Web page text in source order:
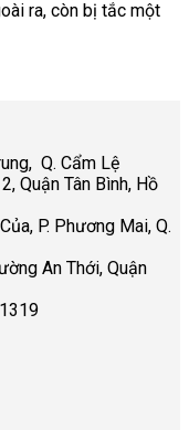
ra, còn bị tắc một
Q. Cẩm Lệ
Quận Tân Bình, Hồ
P. Phương Mai, Q.
An Thới, Quận